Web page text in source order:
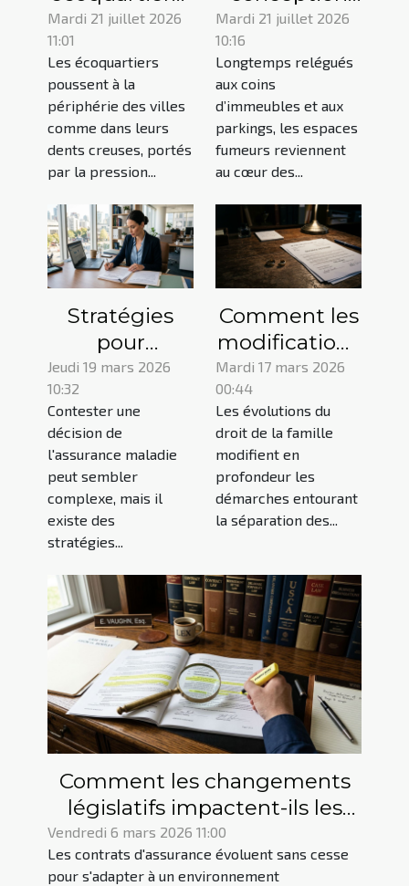
maison de
demain ou
simple effet
de mode ?
Mardi 21 juillet 2026
11:01
Les écoquartiers
poussent à la
périphérie des villes
comme dans leurs
dents creuses, portés
par la pression...
des espaces
transforme
l’expérience
urbaine ?
Mardi 21 juillet 2026
10:16
Longtemps relégués
aux coins
d’immeubles et aux
parkings, les espaces
fumeurs reviennent
au cœur des...
Stratégies
pour
contester une
décision de
l'assurance
maladie
Jeudi 19 mars 2026
10:32
Contester une
décision de
l'assurance maladie
peut sembler
complexe, mais il
existe des
stratégies...
Comment les
modifications
du droit de la
affectent les
procédures
de divorce ?
Mardi 17 mars 2026
00:44
Les évolutions du
droit de la famille
modifient en
profondeur les
démarches entourant
la séparation des...
Comment les changements
législatifs impactent-ils les
contrats d'assurance ?
Vendredi 6 mars 2026 11:00
Les contrats d'assurance évoluent sans cesse
pour s'adapter à un environnement